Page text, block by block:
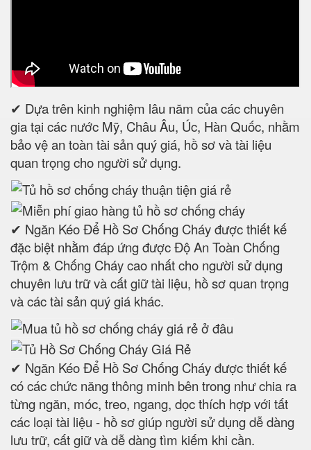
✔ Dựa trên kinh nghiệm lâu năm của các chuyên
gia tại các nước Mỹ, Châu Âu, Úc, Hàn Quốc, nhằm
bảo vệ an toàn tài sản quý giá, hồ sơ và tài liệu
quan trọng cho người sử dụng.
✔ Ngăn Kéo Để Hồ Sơ Chống Cháy được thiết kế
đặc biệt nhằm đáp ứng được Độ An Toàn Chống
Trộm & Chống Cháy cao nhất cho người sử dụng
chuyên lưu trữ và cất giữ tài liệu, hồ sơ quan trọng
và các tài sản quý giá khác.
✔ Ngăn Kéo Để Hồ Sơ Chống Cháy được thiết kế
có các chức năng thông minh bên trong như chia ra
từng ngăn, móc, treo, ngang, dọc thích hợp với tất
các loại tài liệu - hồ sơ giúp người sử dụng dễ dàng
lưu trữ, cất giữ và dễ dàng tìm kiếm khi cần.